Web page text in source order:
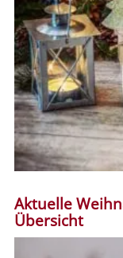
Aktuelle
Übersicht